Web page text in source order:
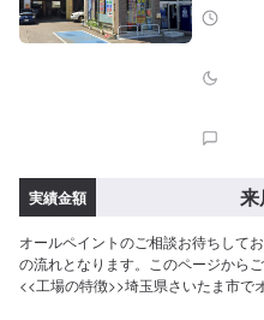
実績金額 来
オールペイントのご相談お待ちして
の流れとなります。このページから
<<工場の特徴>>埼玉県さいたま市で